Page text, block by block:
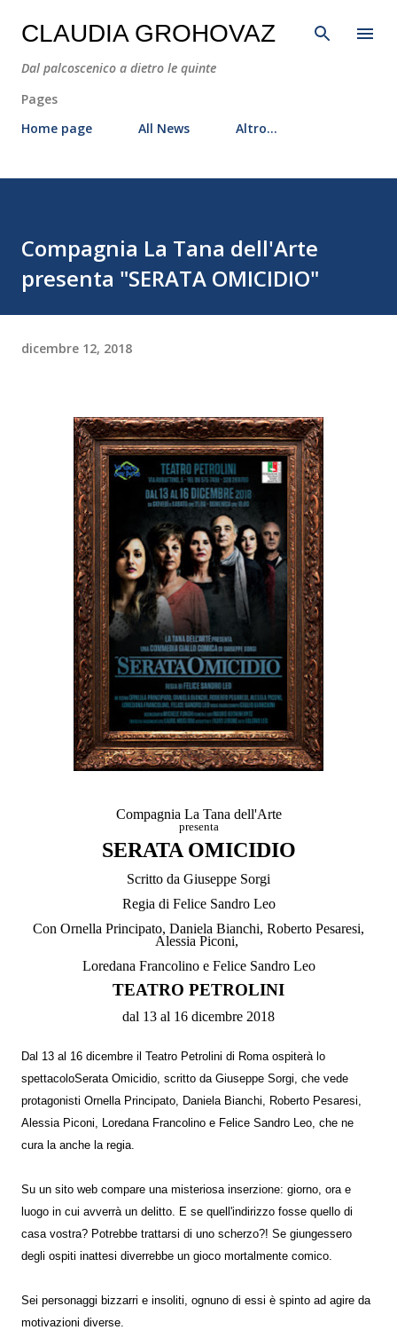
Passa ai contenuti principali
CLAUDIA GROHOVAZ
Dal palcoscenico a dietro le quinte
Pages
Home page
All News Altro…
Compagnia La Tana dell'Arte
presenta "SERATA OMICIDIO"
dicembre 12, 2018
Compagnia La Tana dell'Arte
presenta
SERATA OMICIDIO
Scritto da Giuseppe Sorgi
Regia di Felice Sandro Leo
Con Ornella Principato, Daniela Bianchi, Roberto Pesaresi,
Alessia Piconi,
Loredana Francolino e Felice Sandro Leo
TEATRO PETROLINI
dal 13 al 16 dicembre 2018
Dal 13 al 16 dicembre il Teatro Petrolini di Roma ospiterà lo
spettacoloSerata Omicidio, scritto da Giuseppe Sorgi, che vede
protagonisti Ornella Principato, Daniela Bianchi, Roberto Pesaresi,
Alessia Piconi, Loredana Francolino e Felice Sandro Leo, che ne
cura la anche la regia.
Su un sito web compare una misteriosa inserzione: giorno, ora e
luogo in cui avverrà un delitto. E se quell'indirizzo fosse quello di
casa vostra? Potrebbe trattarsi di uno scherzo?! Se giungessero
degli ospiti inattesi diverrebbe un gioco mortalmente comico.
Sei personaggi bizzarri e insoliti, ognuno di essi è spinto ad agire da
motivazioni diverse.